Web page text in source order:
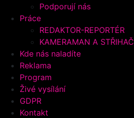
Podporují nás
Práce
REDAKTOR-REPORTÉR
KAMERAMAN A STŘIHAČ
Kde nás naladíte
Reklama
Program
Živé vysílání
GDPR
Kontakt